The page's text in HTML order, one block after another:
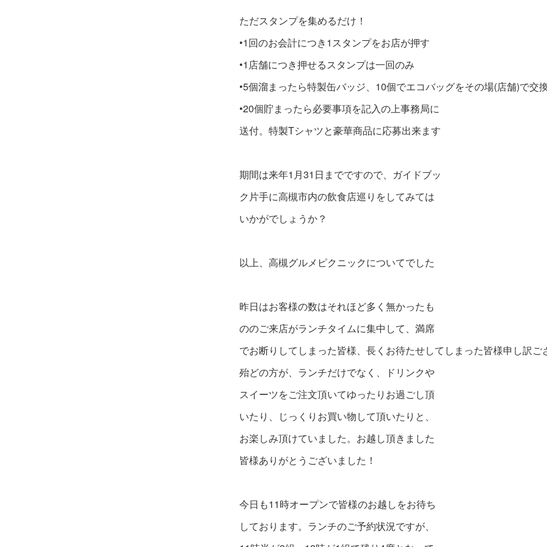
ただスタンプを集めるだけ！
•1回のお会計につき1スタンプをお店が押す
•1店舗につき押せるスタンプは一回のみ
•5個溜まったら特製缶バッジ、10個でエコバッグをその場(店舗)で交
•20個貯まったら必要事項を記入の上事務局に
送付。特製Tシャツと豪華商品に応募出来ます
期間は来年1月31日までですので、ガイドブッ
ク片手に高槻市内の飲食店巡りをしてみては
いかがでしょうか？
以上、高槻グルメピクニックについてでした
昨日はお客様の数はそれほど多く無かったも
ののご来店がランチタイムに集中して、満席
でお断りしてしまった皆様、長くお待たせしてしまった皆様申し訳ご
殆どの方が、ランチだけでなく、ドリンクや
スイーツをご注文頂いてゆったりお過ごし頂
いたり、じっくりお買い物して頂いたりと、
お楽しみ頂けていました。お越し頂きました
皆様ありがとうございました！
今日も11時オープンで皆様のお越しをお待ち
しております。ランチのご予約状況ですが、